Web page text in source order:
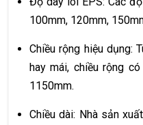
100mm, 120mm,
Chiều rộng hiệu dụng:
hay mái, chiều rộng
1150mm.
Chiều dài: Nhà sản